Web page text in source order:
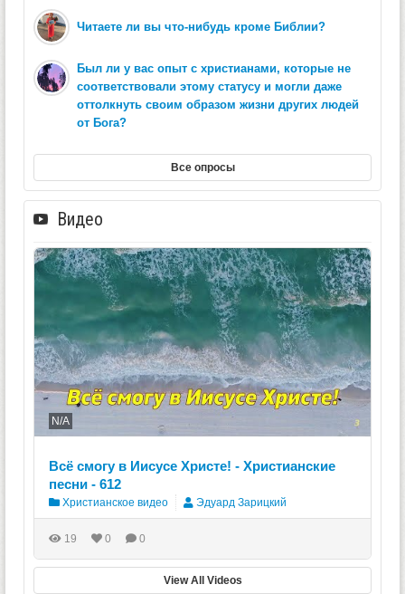
Читаете ли вы что-нибудь кроме Библии?
Был ли у вас опыт с христианами, которые не
соответствовали этому статусу и могли даже
оттолкнуть своим образом жизни других людей
от Бога?
Все опросы
Видео
N/A
Всё смогу в Иисусе Христе! - Христианские
песни - 612
Христианское видео Эдуард Зарицкий
19 0 0
View All Videos